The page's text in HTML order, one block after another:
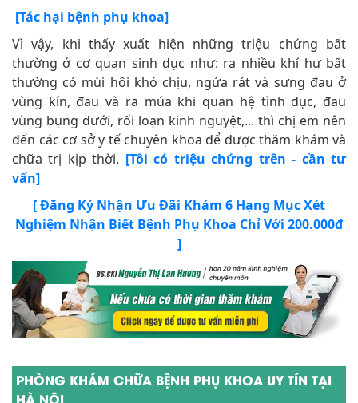
[Tác hại bệnh phụ khoa]
Vì vậy, khi thấy xuất hiện những triệu chứng bất
thường ở cơ quan sinh dục như: ra nhiều khí hư bất
thường có mùi hôi khó chịu, ngứa rát và sưng đau ở
vùng kín, đau và ra múa khi quan hệ tình dục, đau
vùng bụng dưới, rối loạn kinh nguyệt,... thì chị em nên
đến các cơ sở y tế chuyên khoa để được thăm khám và
chữa trị kịp thời. [Tôi có triệu chứng trên - cần tư
vấn]
[ Đăng Ký Nhận Ưu Đãi Khám 6 Hạng Mục Xét
Nghiệm Nhận Biết Bệnh Phụ Khoa Chỉ Với 200.000đ
]
PHÒNG KHÁM CHỮA BỆNH PHỤ KHOA UY TÍN TẠI
HÀ NỘI